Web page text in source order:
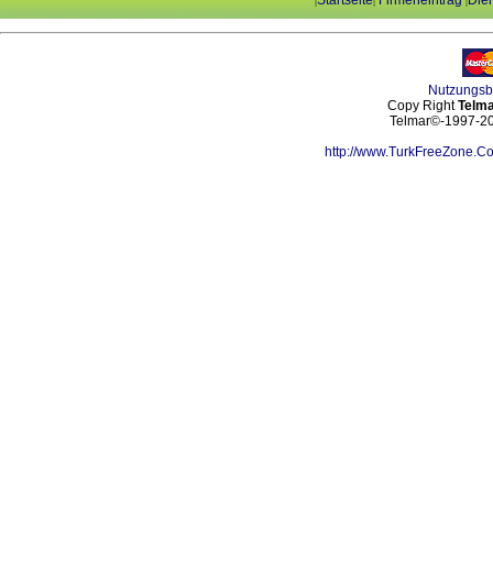
Copy Right
Telmar©-1997-
http://